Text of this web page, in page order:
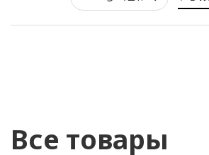
Все товары